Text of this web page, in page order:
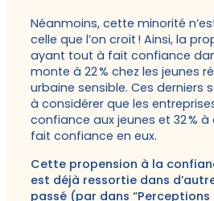
Néanmoins, cette minorité
celle que l’on croit ! Ainsi, la
ayant tout à fait confiance
monte à 22 % chez les jeunes
urbaine sensible. Ces derniers
à considérer que les
confiance aux jeunes et 32 %
fait confiance en eux.
Cette propension à la
est déjà ressortie dans
passé (par dans